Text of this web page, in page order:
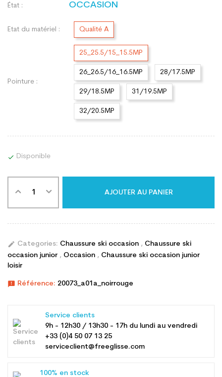
État : OCCASION
Etat du matériel : Qualité A
Pointure :
25_25.5/15_15.5MP
26_26.5/16_16.5MP 28/17.5MP
29/18.5MP 31/19.5MP
32/20.5MP
 Disponible
AJOUTER AU PANIER
edit Categories: Chaussure ski occasion , Chaussure ski
occasion junior , Occasion , Chaussure ski occasion junior
loisir
announcement Référence: 20073_a01a_noirrouge
Service clients
9h - 12h30 / 13h30 - 17h du lundi au vendredi
+33 (0)4 50 07 13 25
serviceclient@freeglisse.com
100% en stock